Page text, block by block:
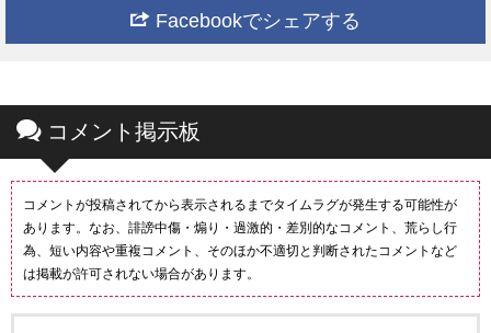
Facebookでシェアする
コメント掲示板
コメントが投稿されてから表示されるまでタイムラグが発生する可能性が
あります。なお、誹謗中傷・煽り・過激的・差別的なコメント、荒らし行
為、短い内容や重複コメント、そのほか不適切と判断されたコメントなど
は掲載が許可されない場合があります。